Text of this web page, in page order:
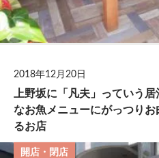
2018年12月20日
上野坂に「凡夫」っていう
なお魚メニューにがっつり
るお店
開店・閉店